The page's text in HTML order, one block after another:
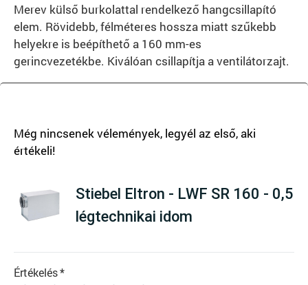
Merev külső burkolattal rendelkező hangcsillapító
elem. Rövidebb, félméteres hossza miatt szűkebb
helyekre is beépíthető a 160 mm-es
gerincvezetékbe. Kiválóan csillapítja a ventilátorzajt.
Stiebel Eltron - LWF SR 160 - 0,5
légtechnikai idom
Értékelés*